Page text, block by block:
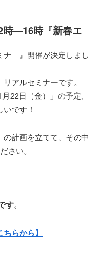
時―16時『新春エ
ー』開催が決定しまし
アルセミナーです。
22日（金）」の予定、
です！
の計画を立てて、その中
さい。
す。
らから】